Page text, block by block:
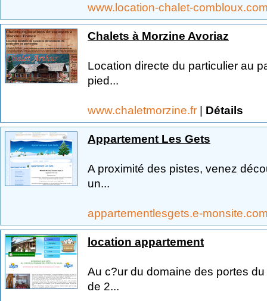
www.location-chalet-
Chalets à Morzine Avoriaz
Location directe du particulier au
pied...
www.chaletmorzine.fr | Détails
Appartement Les Gets
A proximité des pistes, venez
un...
appartementlesgets.e-
location appartement
Au c?ur du domaine des portes
de 2...